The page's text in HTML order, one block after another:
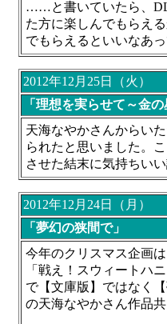
……と書いていたら、
た方に楽しんでもらえ
でもらえるといいなあっ
2012年12月25日（火）
「理想を実らせて～金
天海なやかさんからい
られたと思いました。
させた結末に気持ちい
2012年12月24日（月）
「夢幻の狭間で」
今年のクリスマス企画
「戦え！スウィートハ
で【文庫版】ではなく
の天海なやかさん作品